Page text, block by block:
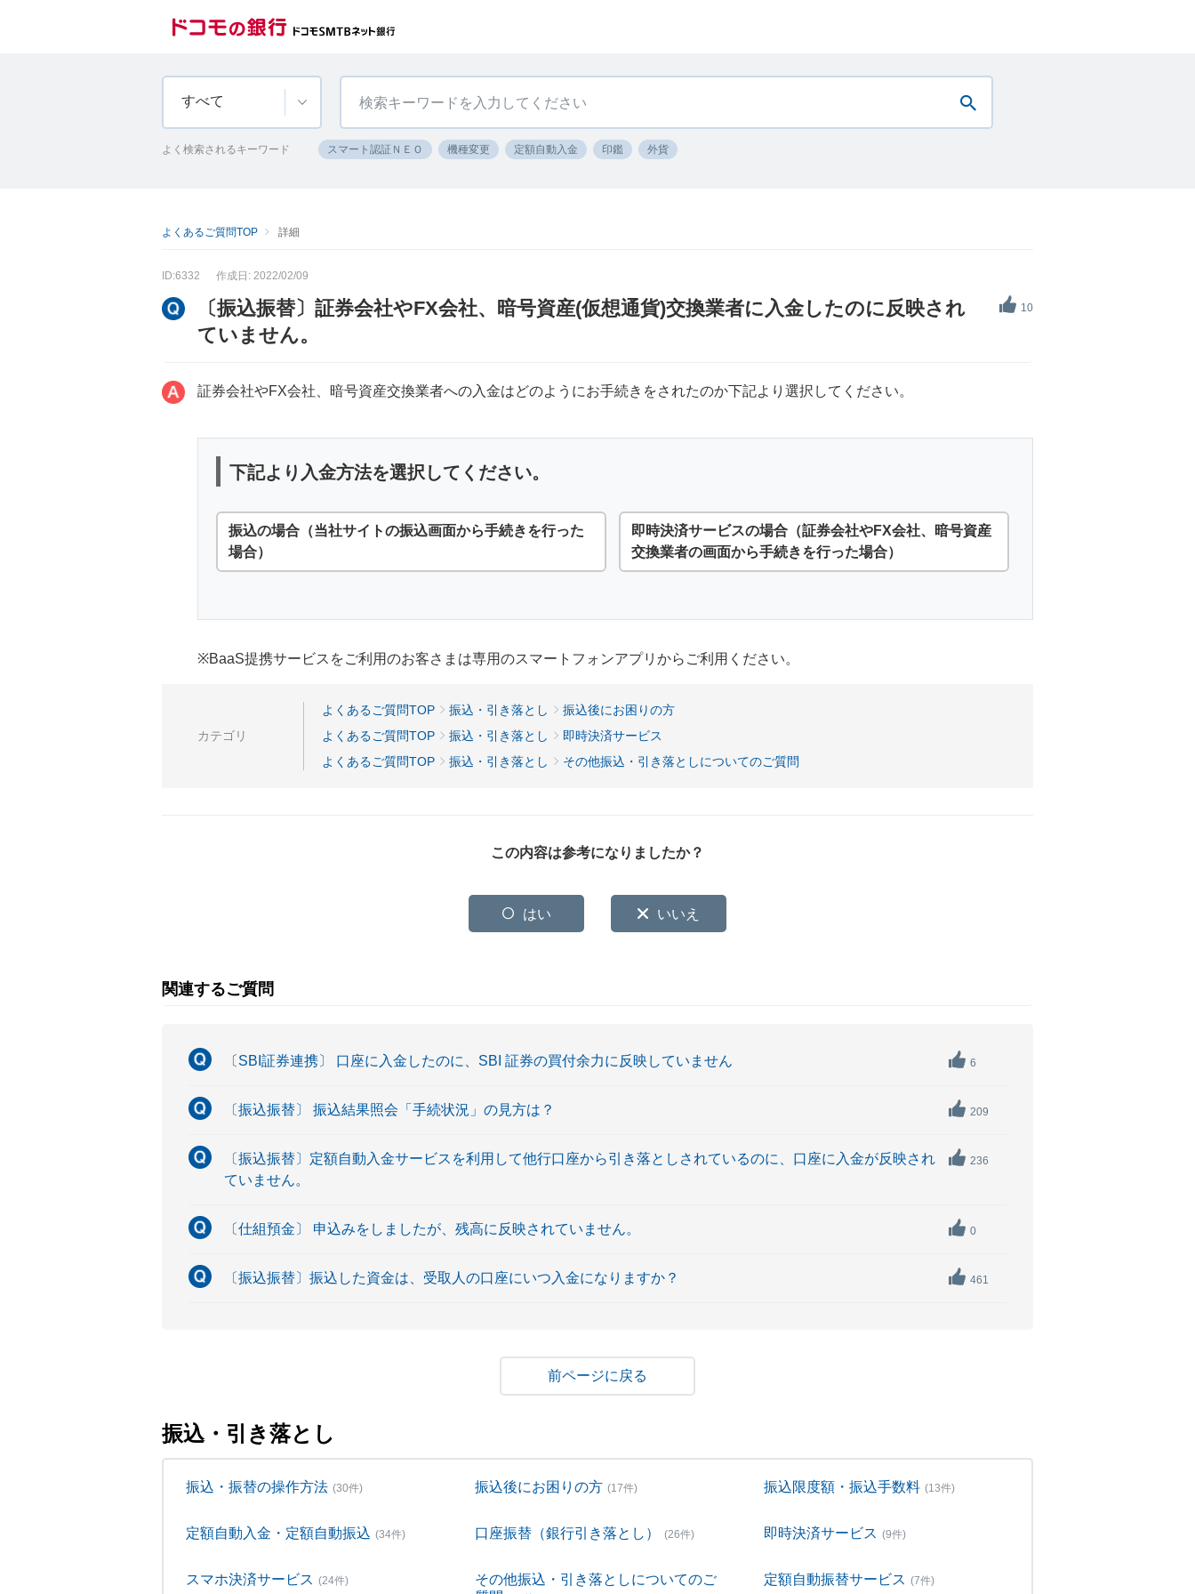
すべて
よく検索されるキーワード スマート認証ＮＥＯ 機種変更 定額自動入金 印鑑 外貨
よくあるご質問TOP 詳細
ID:6332 作成日: 2022/02/09
10
〔振込振替〕証券会社やFX会社、暗号資産(仮想通貨)交換業者に入金したのに反映され
ていません。
証券会社やFX会社、暗号資産交換業者への入金はどのようにお手続きをされたのか下記より選択してください。
下記より入金方法を選択してください。
振込の場合（当社サイトの振込画面から手続きを行った
場合）
即時決済サービスの場合（証券会社やFX会社、暗号資産
交換業者の画面から手続きを行った場合）
※BaaS提携サービスをご利用のお客さまは専用のスマートフォンアプリからご利用ください。
カテゴリ
よくあるご質問TOP 振込・引き落とし
振込後にお困りの方
よくあるご質問TOP
振込・引き落とし
即時決済サービス
よくあるご質問TOP
振込・引き落とし その他振込・引き落としについてのご質問
この内容は参考になりましたか？
はい いいえ
関連するご質問
〔SBI証券連携〕 口座に入金したのに、SBI 証券の買付余力に反映していません 6
〔振込振替〕 振込結果照会「手続状況」の見方は？ 209
〔振込振替〕定額自動入金サービスを利用して他行口座から引き落としされているのに、口座に入金が反映され
ていません。
236
〔仕組預金〕 申込みをしましたが、残高に反映されていません。 0
〔振込振替〕振込した資金は、受取人の口座にいつ入金になりますか？ 461
戻る
振込・引き落とし
振込・振替の操作方法 (30件) 振込後にお困りの方 (17件) 振込限度額・振込手数料 (13件)
定額自動入金・定額自動振込 (34件) 口座振替（銀行引き落とし） (26件) 即時決済サービス (9件)
スマホ決済サービス (24件)
その他振込・引き落としについてのご
定額自動振替サービス (7件)